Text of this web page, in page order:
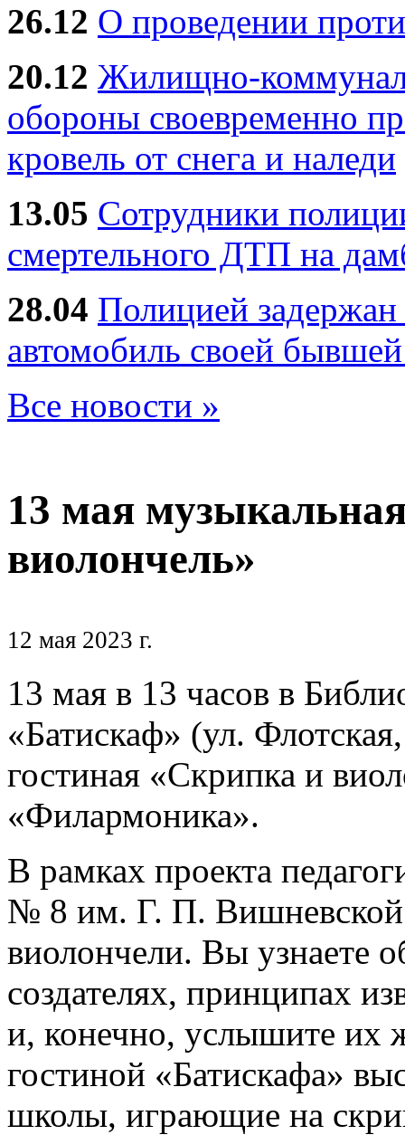
26.12 О проведении
20.12 Жилищно-
обороны своевременно
кровель от снега и наледи
13.05 Сотрудники
смертельного ДТП на
28.04 Полицией
автомобиль своей
Все новости »
13 мая
виолончель»
12 мая 2023 г.
13 мая в 13 часов в
«Батискаф» (ул.
гостиная «Скрипка и
«Филармоника».
В рамках проекта
№ 8 им. Г. П. Вишневской
виолончели. Вы узнаете
создателях, принципах
и, конечно, услышите их
гостиной «Батискафа»
школы, играющие на